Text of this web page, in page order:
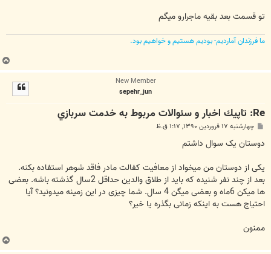
تو قسمت بعد بقیه ماجرارو میگم
ما فرزندان آماردیم- بودیم هستیم و خواهیم بود.
ب
ا
New Member
sepehr_jun
Re: تاپيك اخبار و سئوالات مربوط به خدمت سربازي
پ
ت
چهارشنبه ۱۷ فروردین ۱۳۹۰, ۱:۱۷ ق.ظ
دوستان یک سوال داشتم
یکی از دوستان من میخواد از معافیت کفالت مادر فاقد شوهر استفاده بکنه.
بعد از چند نفر شنیده که باید از طلاق والدین حداقل 2سال گذشته باشه. بعضی
ها میکن 6ماه و بعضی میگن 4 سال. شما چیزی در این زمینه میدونید؟ آیا
احتیاج هست به اینکه زمانی بگذره یا خیر؟
ممنون
ب